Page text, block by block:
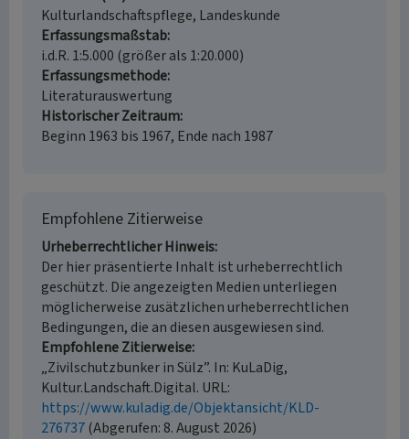
Kulturlandschaftspflege, Landeskunde
Erfassungsmaßstab
i.d.R. 1:5.000 (größer als 1:20.000)
Erfassungsmethode
Literaturauswertung
Historischer Zeitraum
Beginn 1963 bis 1967, Ende nach 1987
Empfohlene Zitierweise
Urheberrechtlicher Hinweis
Der hier präsentierte Inhalt ist urheberrechtlich
geschützt. Die angezeigten Medien unterliegen
möglicherweise zusätzlichen urheberrechtlichen
Bedingungen, die an diesen ausgewiesen sind.
Empfohlene Zitierweise
„Zivilschutzbunker in Sülz”. In: KuLaDig,
Kultur.Landschaft.Digital. URL:
https://www.kuladig.de/Objektansicht/KLD-
276737(Abgerufen: 8. August 2026)